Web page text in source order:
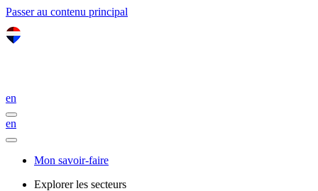
Passer au contenu principal
en
en
Mon savoir-faire
Explorer les secteurs